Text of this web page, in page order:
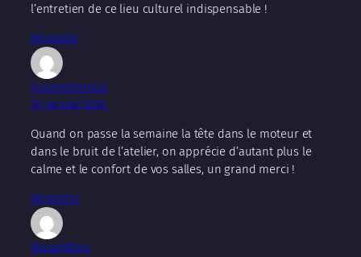
l’entretien de ce lieu culturel indispensable !
Répondre
Automotomeca
26 janvier 2026
Quand on passe la semaine la tête dans le moteur et
dans le bruit de l’atelier, on apprécie d’autant plus le
calme et le confort de vos salles, un grand merci !
Répondre
MaisonBleu